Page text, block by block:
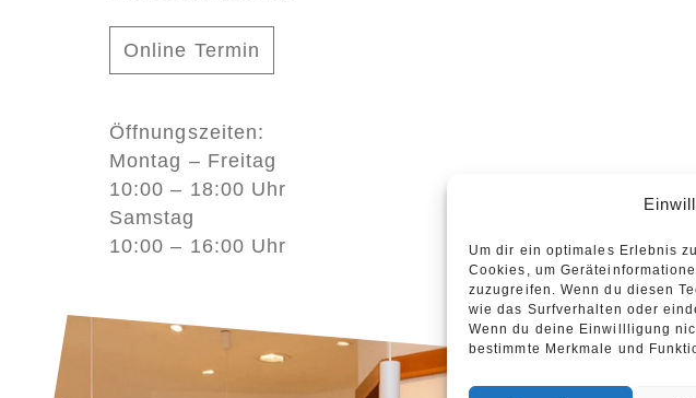
Um dir ein optimales Erlebnis
Cookies, um
zuzugreifen. Wenn du diesen
wie das Surfverhalten oder
Wenn du deine Einwillligung
bestimmte Merkmale und
Online Termin
Öffnungszeiten:
Montag – Freitag
10:00 – 18:00 Uhr
Samstag
10:00 – 16:00 Uhr